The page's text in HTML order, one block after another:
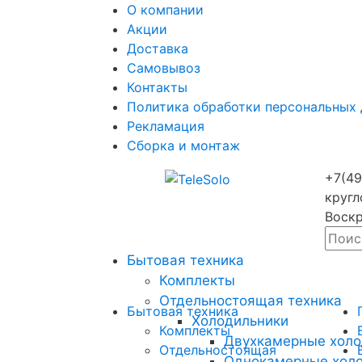
О компании
Акции
Доставка
Самовывоз
Контакты
Политика обработки персональных
Рекламация
Сборка и монтаж
Бытовая техника
Комплекты
Отдельностоящая техника
Холодильники
Двухкамерные
Бытовая техника
Комплекты
Отдельностоящая